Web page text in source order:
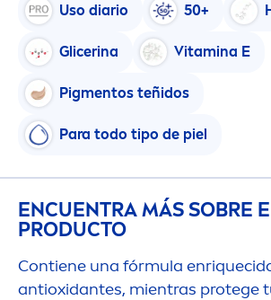
Uso diario 50+
Glicerina Vitamina E
Pigmentos teñidos
Para todo tipo de piel
ENCUENTRA MÁS SOBRE
PRODUCTO
Contiene una fórmula
antioxidantes, mientras protege